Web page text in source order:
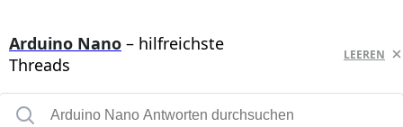
Arduino Nano – hilfreichste
Threads
LEEREN